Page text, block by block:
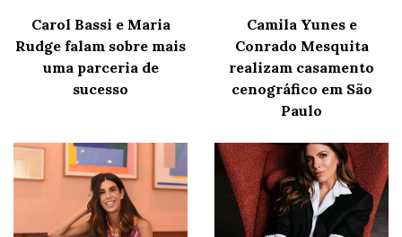
Carol Bassi e Maria
Rudge falam sobre mais
uma parceria de
sucesso
Camila Yunes e
Conrado Mesquita
realizam casamento
cenográfico em São
Paulo